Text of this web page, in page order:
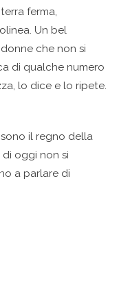
ferma,
Un bel
che non si
di qualche numero
lo dice e lo ripete.
il regno della
oggi non si
a parlare di